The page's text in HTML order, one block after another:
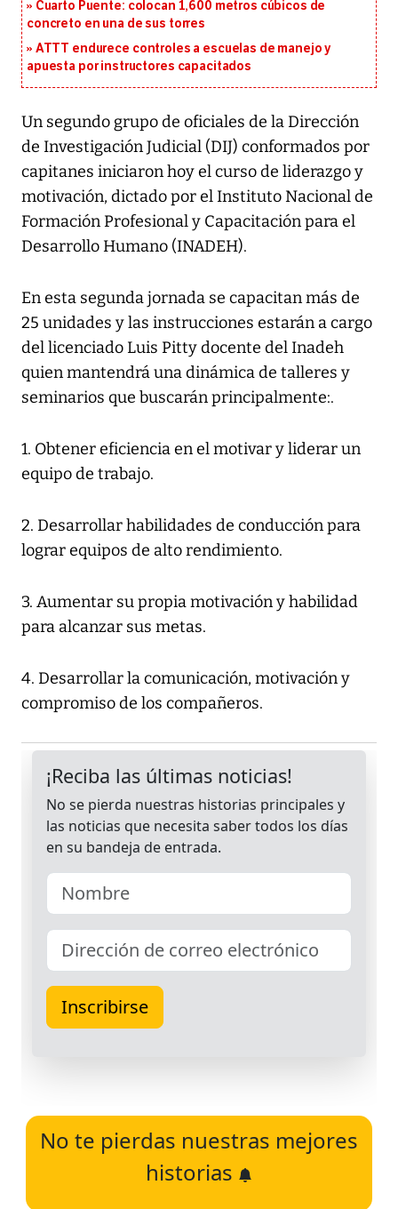
Cuarto Puente: colocan 1,600 metros cúbicos de
concreto en una de sus torres
ATTT endurece controles a escuelas de manejo y
apuesta por instructores capacitados
Un segundo grupo de oficiales de la Dirección
de Investigación Judicial (DIJ) conformados por
capitanes iniciaron hoy el curso de liderazgo y
motivación, dictado por el Instituto Nacional de
Formación Profesional y Capacitación para el
Desarrollo Humano (INADEH).
En esta segunda jornada se capacitan más de
25 unidades y las instrucciones estarán a cargo
del licenciado Luis Pitty docente del Inadeh
quien mantendrá una dinámica de talleres y
seminarios que buscarán principalmente:.
1. Obtener eficiencia en el motivar y liderar un
equipo de trabajo.
2. Desarrollar habilidades de conducción para
lograr equipos de alto rendimiento.
3. Aumentar su propia motivación y habilidad
para alcanzar sus metas.
4. Desarrollar la comunicación, motivación y
compromiso de los compañeros.
No te pierdas nuestras mejores
historias